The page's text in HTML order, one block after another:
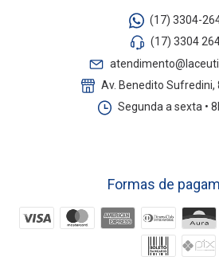
(17) 3304-
(17) 3304
Av. Benedito Sufredini,
Segunda a sexta •
Formas de